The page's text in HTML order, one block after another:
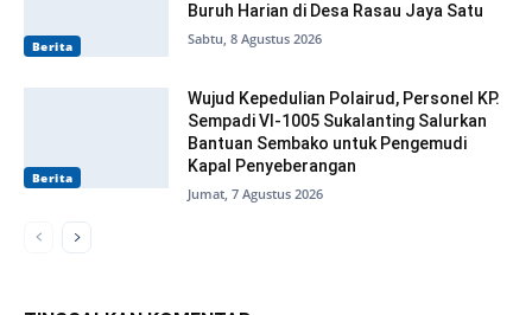
Berita
Buruh Harian di Desa Rasau Jaya Satu
Sabtu, 8 Agustus 2026
Berita
Wujud Kepedulian Polairud, Personel KP.
Sempadi VI-1005 Sukalanting Salurkan
Bantuan Sembako untuk Pengemudi
Kapal Penyeberangan
Jumat, 7 Agustus 2026